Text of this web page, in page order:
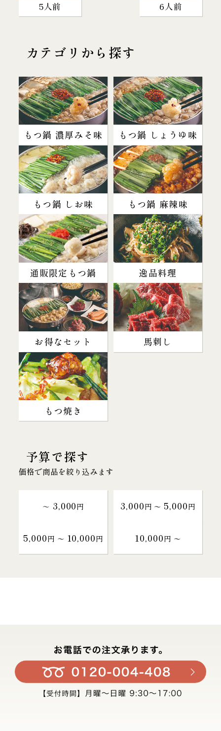
5人前 6人前
カテゴリから探す
もつ鍋 濃厚みそ味 もつ鍋 しょうゆ味
もつ鍋 しお味 もつ鍋 麻辣味
通販限定もつ鍋 逸品料理
お得なセット 馬刺し
もつ焼き
予算で探す
価格で商品を絞り込みます
～ 3,000円 3,000円 〜 5,000円
5,000円 〜 10,000円 10,000円 〜